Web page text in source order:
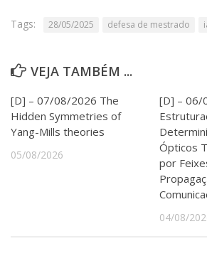
Segurança, Trânsito e Prevenção
Comunicação
Assessorias e Mídias
Aplicativos e Sites
Jornal da USP
Defesa de Teses
Tags: 28/05/2025 defesa de mestrado
VEJA TAMBÉM ...
[D] – 07/08/2026 The
Hidden Symmetries of
Yang-Mills theories
05/08/2026
[D] – 06/
Ópticos
por
04/08/